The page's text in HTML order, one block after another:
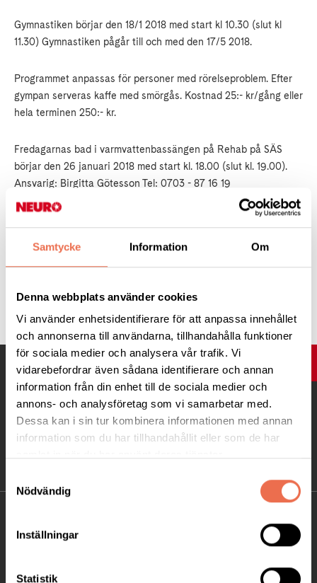
Samtycke Information Om
Denna webbplats använder cookies
Vi använder enhetsidentifierare för att anpassa innehållet
och annonserna till användarna, tillhandahålla funktioner
för sociala medier och analysera vår trafik. Vi
vidarebefordrar även sådana identifierare och annan
information från din enhet till de sociala medier och
annons- och analysföretag som vi samarbetar med.
Dessa kan i sin tur kombinera informationen med annan
information som du har tillhandahållit eller som de har
Nödvändig
Inställningar
Statistik
Gymnastiken börjar den 18/1 2018 med start kl 10.30 (slut kl
11.30) Gymnastiken pågår till och med den 17/5 2018.
Programmet anpassas för personer med rörelseproblem. Efter
gympan serveras kaffe med smörgås. Kostnad 25:- kr/gång eller
hela terminen 250:- kr.
Fredagarnas bad i varmvattenbassängen på Rehab på SÄS
börjar den 26 januari 2018 med start kl. 18.00 (slut kl. 19.00).
Ansvarig: Birgitta Götesson Tel: 0703 - 87 16 19
OBS! endast medlemmar, gamla som nya är hjärtligt välkomna